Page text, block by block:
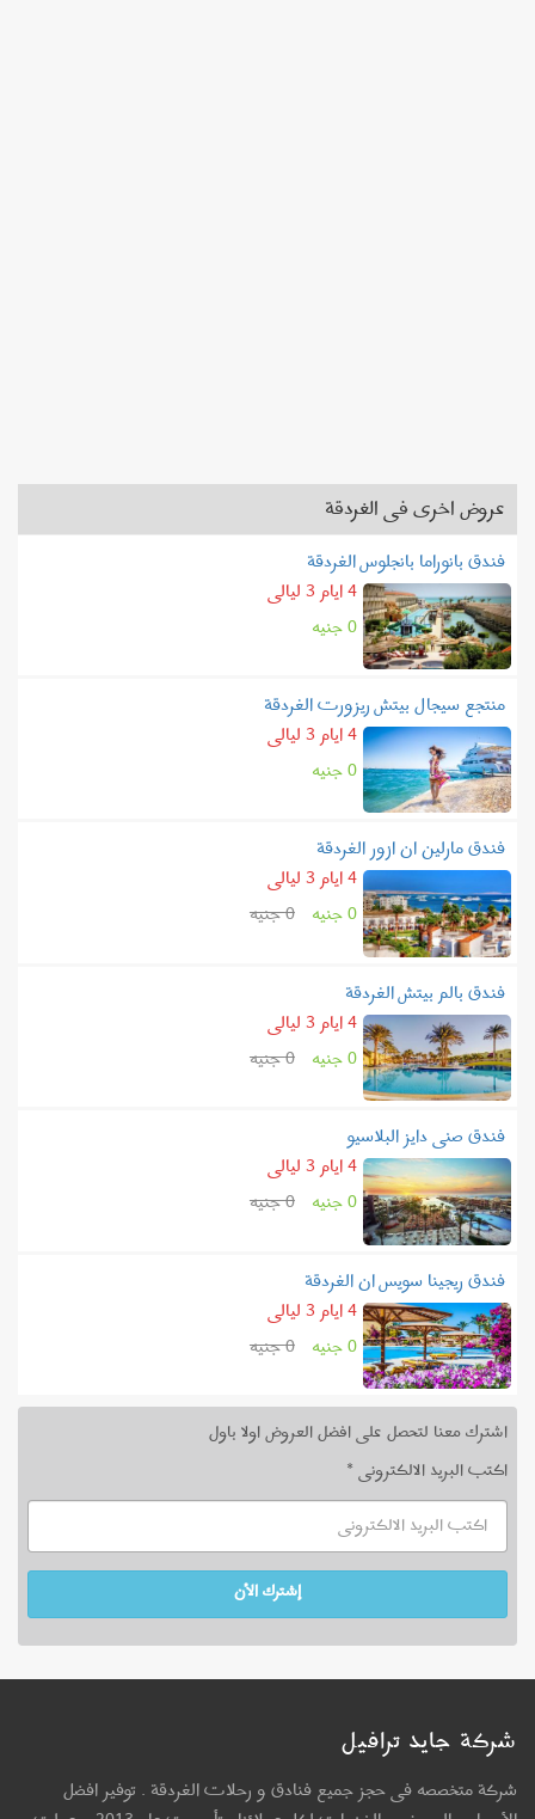
عروض اخرى فى الغردقة
فندق بانوراما بانجلوس الغردقة
4 ايام 3 ليالى
0 جنيه
منتجع سيجال بيتش ريزورت الغردقة
4 ايام 3 ليالى
0 جنيه
فندق مارلين ان ازور الغردقة
4 ايام 3 ليالى
0 جنيه
0 جنيه
فندق بالم بيتش الغردقة
4 ايام 3 ليالى
0 جنيه
0 جنيه
فندق صنى دايز البلاسيو
4 ايام 3 ليالى
0 جنيه
0 جنيه
فندق ريجينا سويس ان الغردقة
4 ايام 3 ليالى
0 جنيه
0 جنيه
اشترك معنا لتحصل على افضل العروض اولا باول
اكتب البريد الالكترونى *
إشترك الأن
شركة جايد ترافيل
شركة متخصصه فى حجز جميع فنادق و رحلات الغردقة . توفير افضل